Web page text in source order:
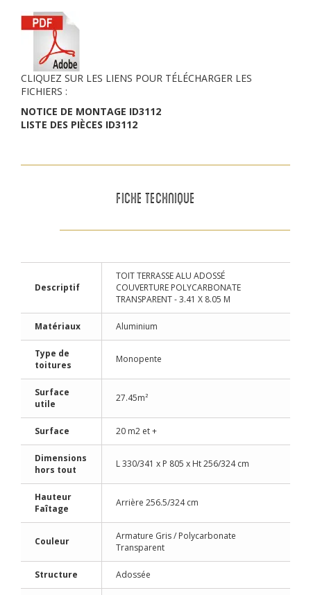
CLIQUEZ SUR LES LIENS POUR TÉLÉCHARGER LES
FICHIERS :
NOTICE DE MONTAGE ID3112
LISTE DES PIÈCES ID3112
FICHE TECHNIQUE
Descriptif
TOIT TERRASSE ALU ADOSSÉ
COUVERTURE POLYCARBONATE
TRANSPARENT - 3.41 X 8.05 M
Matériaux Aluminium
Type de
toitures
Monopente
Surface
utile
27.45m²
Surface 20 m2 et +
Dimensions
hors tout
L 330/341 x P 805 x Ht 256/324 cm
Hauteur
Faîtage
Arrière 256.5/324 cm
Couleur
Armature Gris / Polycarbonate
Transparent
Structure Adossée